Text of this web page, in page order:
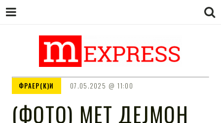
M EXPRESS
ФРАЕР(К)И 07.05.2025 11:00
(ФОТО) МЕТ ДЕЈМОН